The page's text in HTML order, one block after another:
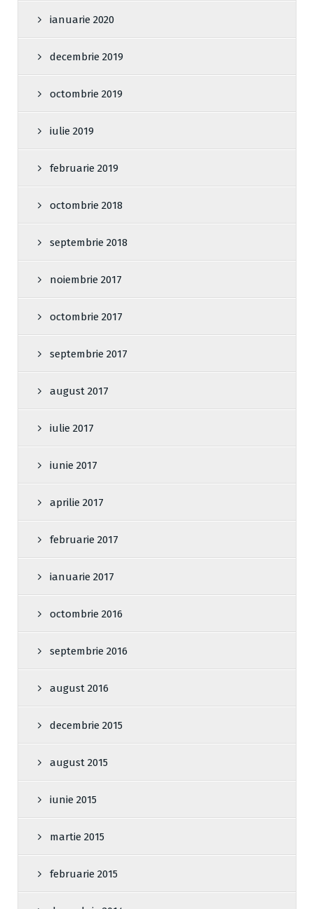
ianuarie 2020
decembrie 2019
octombrie 2019
iulie 2019
februarie 2019
octombrie 2018
septembrie 2018
noiembrie 2017
octombrie 2017
septembrie 2017
august 2017
iulie 2017
iunie 2017
aprilie 2017
februarie 2017
ianuarie 2017
octombrie 2016
septembrie 2016
august 2016
decembrie 2015
august 2015
iunie 2015
martie 2015
februarie 2015